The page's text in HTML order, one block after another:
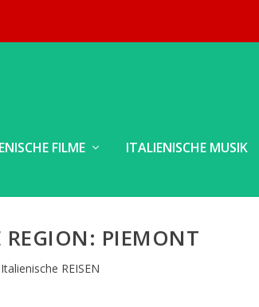
FILME ITALIENISCHE MUSIK
PIEMONT
Italienische REISEN